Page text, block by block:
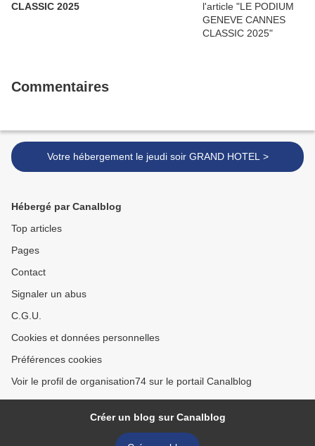
CLASSIC 2025
Commentaires
Votre hébergement le jeudi soir GRAND HOTEL >
Hébergé par Canalblog
Top articles
Pages
Contact
Signaler un abus
C.G.U.
Cookies et données personnelles
Préférences cookies
Voir le profil de organisation74 sur le portail Canalblog
Créer un blog sur Canalblog